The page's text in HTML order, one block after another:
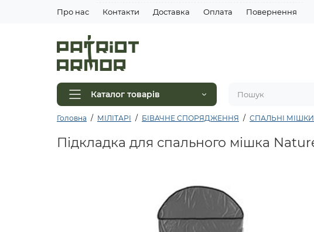
Про нас Контакти Доставка Оплата Повернення
Каталог товарів
Головна МІЛІТАРІ БІВАЧНЕ СПОРЯДЖЕННЯ СПАЛЬНІ
Підкладка для спального мішка